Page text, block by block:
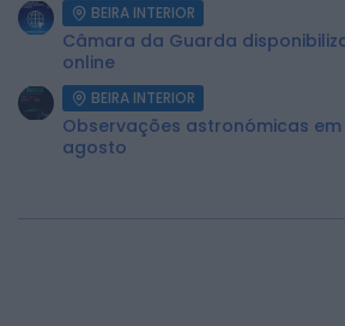
BEIRA INTERIOR
Câmara da Guarda
online
BEIRA INTERIOR
Observações astronómicas em
agosto